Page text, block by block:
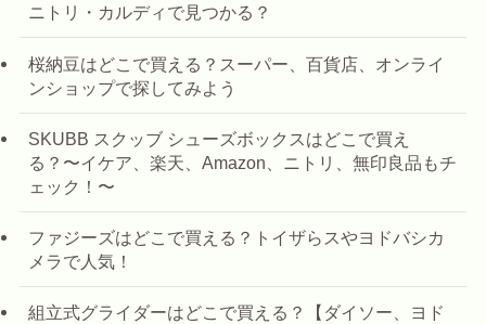
ニトリ・カルディで見つかる？
桜納豆はどこで買える？スーパー、百貨店、オンライ
ンショップで探してみよう
SKUBB スクッブ シューズボックスはどこで買え
る？〜イケア、楽天、Amazon、ニトリ、無印良品もチ
ェック！〜
ファジーズはどこで買える？トイザらスやヨドバシカ
メラで人気！
組立式グライダーはどこで買える？【ダイソー、ヨド